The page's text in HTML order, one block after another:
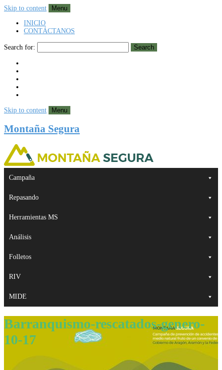
Skip to content
Menu
INICIO
CONTÁCTANOS
Search for: Search
Skip to content Menu
Montaña Segura
Campaña
Repasando
Herramientas MS
Análisis
Folletos
RIV
MIDE
Barranquismo-rescatados-genero-
10-17